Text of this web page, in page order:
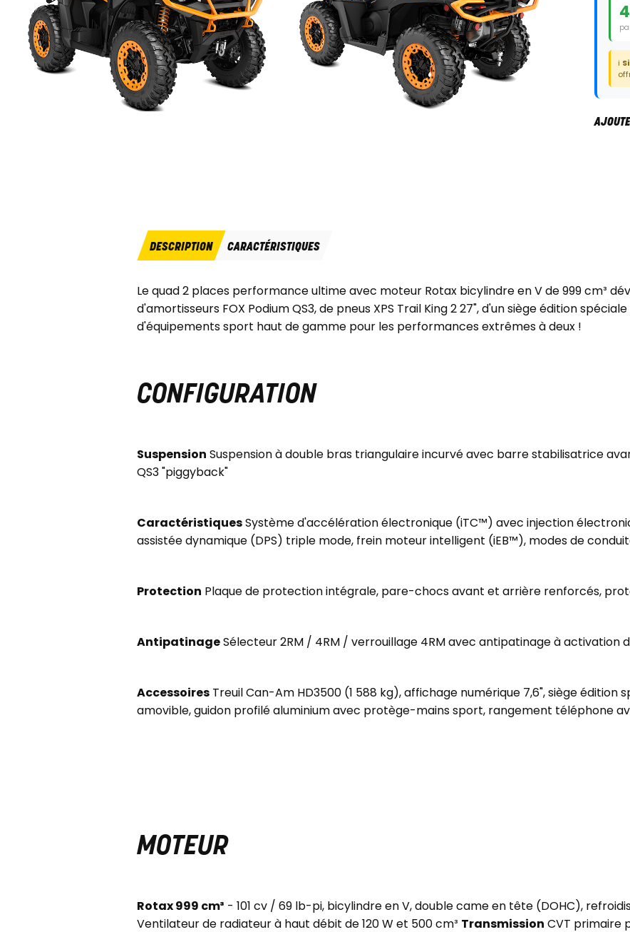
ℹ️
DESCRIPTION CARACTÉRISTIQUES
Le quad 2 places performance ultime avec moteur Rotax bicylindre en V de 999 cm³
d'amortisseurs FOX Podium QS3, de pneus XPS Trail King 2 27", d'un siège édition
d'équipements sport haut de gamme pour les performances extrêmes à deux !
CONFIGURATION
Suspension Suspension à double bras triangulaire incurvé avec barre stabilisatrice
QS3 "piggyback"
CaractéristiquesSystème d'accélération électronique (iTC™) avec injection
assistée dynamique (DPS) triple mode, frein moteur intelligent (iEB™), modes de
Protection Plaque de protection intégrale, pare-chocs avant et arrière renforcés,
AntipatinageSélecteur 2RM / 4RM / verrouillage 4RM avec antipatinage à activation
Accessoires Treuil Can-Am HD3500 (1 588 kg), affichage numérique 7,6", siège édition
amovible, guidon profilé aluminium avec protège-mains sport, rangement téléphone
MOTEUR
Rotax 999 cm³ - 101 cv / 69 lb-pi, bicylindre en V, double came en tête (DOHC),
Ventilateur de radiateur à haut débit de 120 W et 500 cm³ Transmission CVT primaire